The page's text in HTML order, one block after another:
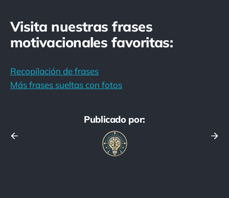
Visita nuestras frases
motivacionales favoritas:
Recopilación de frases
Más frases sueltas con fotos
Publicado por: